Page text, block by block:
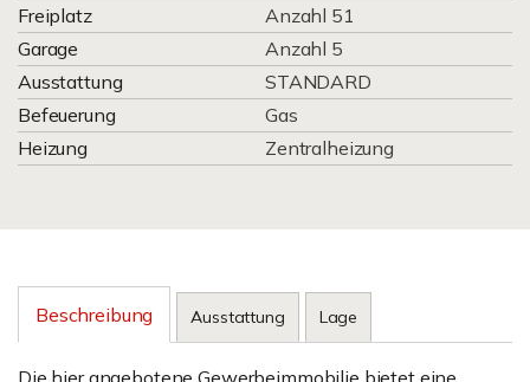
Freiplatz
Anzahl 51
Garage
Anzahl 5
Ausstattung
STANDARD
Befeuerung
Gas
Heizung
Zentralheizung
Beschreibung Ausstattung Lage
Die hier angebotene Gewerbeimmobilie bietet eine